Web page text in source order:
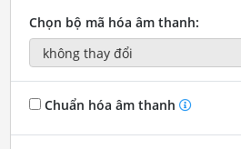
Chọn bộ mã hóa âm thanh:
Chuẩn hóa âm thanh